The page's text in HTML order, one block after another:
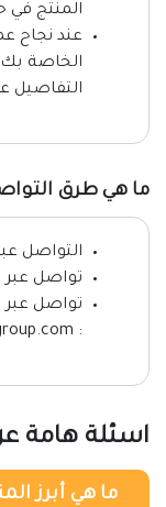
المنتج في
عند نجاح
الخاصة
التفاصيل
ما هي طرق
التواصل
تواصل
تواصل عبر
: customer.experience@thehutgroup.com
اسئلة هامة
ما هي أبرز